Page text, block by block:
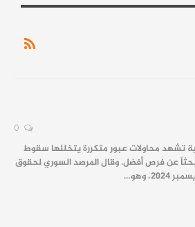
الحدود السورية التركية تشهد محاولات عبور متكررة يتخللها سقوط
بحثاً عن فرص أفضل. وقال المرصد السوري لحقوق